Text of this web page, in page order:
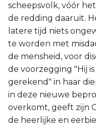
scheepsvolk, vóór
de redding daaruit.
latere tijd niets
te worden met
de mensheid, voor
de voorzegging "Hij
gerekend" in haar
in deze nieuwe
overkomt, geeft zijn
de heerlijke en